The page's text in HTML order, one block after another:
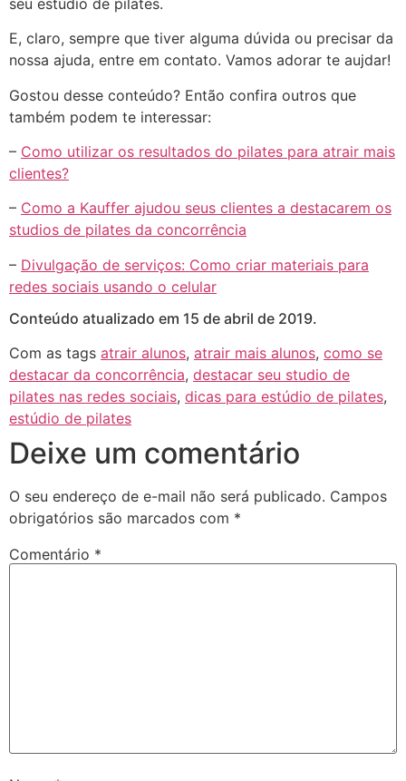
E, claro, sempre que tiver alguma dúvida ou precisar da
nossa ajuda, entre em contato. Vamos adorar te aujdar!
Gostou desse conteúdo? Então confira outros que
também podem te interessar:
– Como utilizar os resultados do pilates para atrair mais
clientes?
– Como a Kauffer ajudou seus clientes a destacarem os
studios de pilates da concorrência
– Divulgação de serviços: Como criar materiais para
redes sociais usando o celular
Conteúdo atualizado em 15 de abril de 2019.
Com as tags atrair alunos, atrair mais alunos, como se
destacar da concorrência, destacar seu studio de
pilates nas redes sociais, dicas para estúdio de pilates,
estúdio de pilates
Deixe um comentário
O seu endereço de e-mail não será publicado. Campos
obrigatórios são marcados com *
Comentário *